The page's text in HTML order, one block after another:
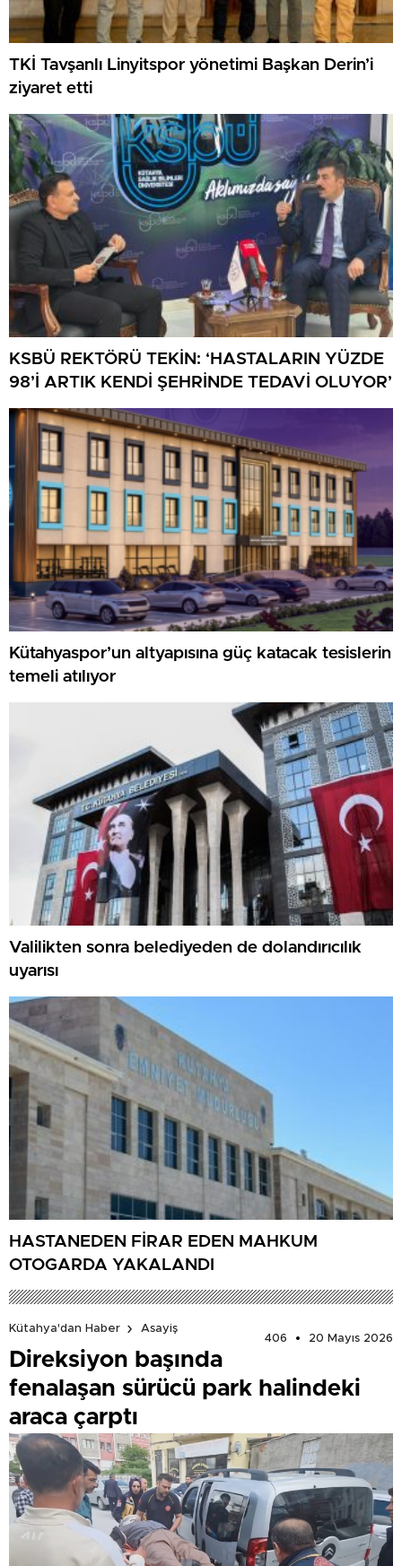
TKİ Tavşanlı Linyitspor yönetimi Başkan Derin’i
ziyaret etti
KSBÜ REKTÖRÜ TEKİN: ‘HASTALARIN YÜZDE
98’İ ARTIK KENDİ ŞEHRİNDE TEDAVİ OLUYOR’
Kütahyaspor’un altyapısına güç katacak tesislerin
temeli atılıyor
Valilikten sonra belediyeden de dolandırıcılık
uyarısı
HASTANEDEN FİRAR EDEN MAHKUM
OTOGARDA YAKALANDI
Kütahya'dan Haber
Asayiş
406
20 Mayıs 2026
Direksiyon başında
fenalaşan sürücü park halindeki
araca çarptı